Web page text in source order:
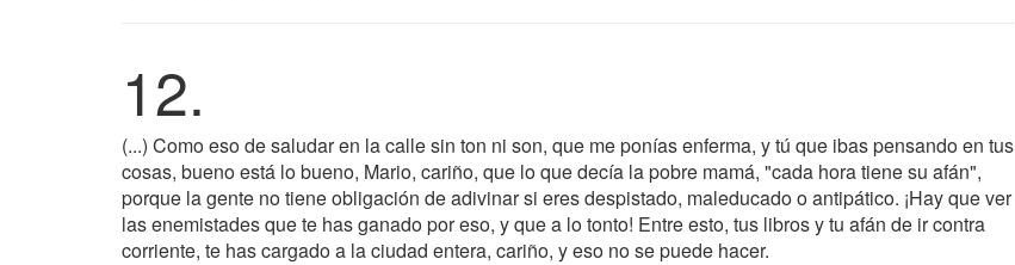
12.
(...) Como eso de saludar en la calle sin ton ni son, que me ponías enferma, y tú que ibas pensando en tus
cosas, bueno está lo bueno, Mario, cariño, que lo que decía la pobre mamá, "cada hora tiene su afán",
porque la gente no tiene obligación de adivinar si eres despistado, maleducado o antipático. ¡Hay que ver
las enemistades que te has ganado por eso, y que a lo tonto! Entre esto, tus libros y tu afán de ir contra
corriente, te has cargado a la ciudad entera, cariño, y eso no se puede hacer.